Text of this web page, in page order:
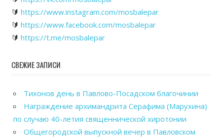
🔰 https://www.instagram.com/mosbalepar
🔰 https://www.facebook.com/mosbalepar
🔰 https://t.me/mosbalepar
СВЕЖИЕ ЗАПИСИ
Тихонов день в Павлово-Посадском благочинии
Награждение архимандрита Серафима (Марухина)
по случаю 40-летия священнической хиротонии
Общегородской выпускной вечер в Павловском